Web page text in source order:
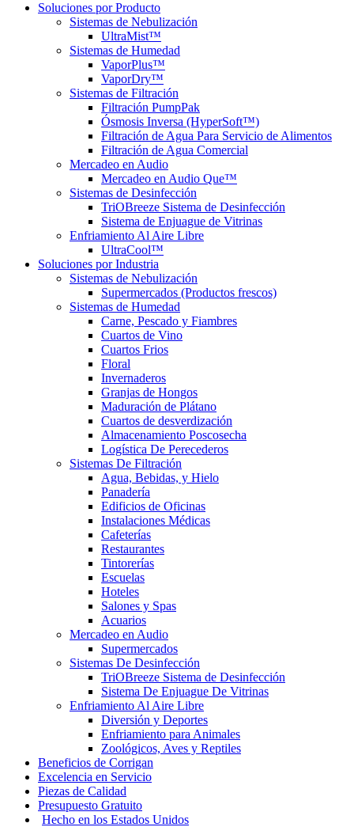
Soluciones por Producto
Sistemas de Nebulización
UltraMist™
Sistemas de Humedad
VaporPlus™
VaporDry™
Sistemas de Filtración
Filtración PumpPak
Ósmosis Inversa (HyperSoft™)
Filtración de Agua Para Servicio de Alimentos
Filtración de Agua Comercial
Mercadeo en Audio
Mercadeo en Audio Que™
Sistemas de Desinfección
TriOBreeze Sistema de Desinfección
Sistema de Enjuague de Vitrinas
Enfriamiento Al Aire Libre
UltraCool™
Soluciones por Industria
Sistemas de Nebulización
Supermercados (Productos frescos)
Sistemas de Humedad
Carne, Pescado y Fiambres
Cuartos de Vino
Cuartos Frios
Floral
Invernaderos
Granjas de Hongos
Maduración de Plátano
Cuartos de desverdización
Almacenamiento Poscosecha
Logística De Perecederos
Sistemas De Filtración
Agua, Bebidas, y Hielo
Panadería
Edificios de Oficinas
Instalaciones Médicas
Cafeterías
Restaurantes
Tintorerías
Escuelas
Hoteles
Salones y Spas
Acuarios
Mercadeo en Audio
Supermercados
Sistemas De Desinfección
TriOBreeze Sistema de Desinfección
Sistema De Enjuague De Vitrinas
Enfriamiento Al Aire Libre
Diversión y Deportes
Enfriamiento para Animales
Zoológicos, Aves y Reptiles
Beneficios de Corrigan
Excelencia en Servicio
Piezas de Calidad
Presupuesto Gratuito
Hecho en los Estados Unidos